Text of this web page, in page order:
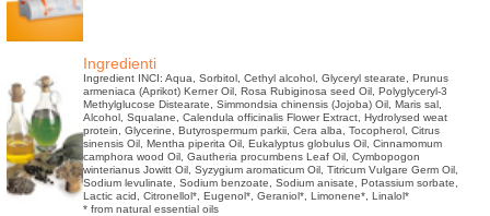
Ingredienti
Ingredient INCI: Aqua, Sorbitol, Cethyl alcohol, Glyceryl stearate, Prunus
armeniaca (Aprikot) Kerner Oil, Rosa Rubiginosa seed Oil, Polyglyceryl-3
Methylglucose Distearate, Simmondsia chinensis (Jojoba) Oil, Maris sal,
Alcohol, Squalane, Calendula officinalis Flower Extract, Hydrolysed weat
protein, Glycerine, Butyrospermum parkii, Cera alba, Tocopherol, Citrus
sinensis Oil, Mentha piperita Oil, Eukalyptus globulus Oil, Cinnamomum
camphora wood Oil, Gautheria procumbens Leaf Oil, Cymbopogon
winterianus Jowitt Oil, Syzygium aromaticum Oil, Titricum Vulgare Germ Oil,
Sodium levulinate, Sodium benzoate, Sodium anisate, Potassium sorbate,
Lactic acid, Citronellol*, Eugenol*, Geraniol*, Limonene*, Linalol*
* from natural essential oils